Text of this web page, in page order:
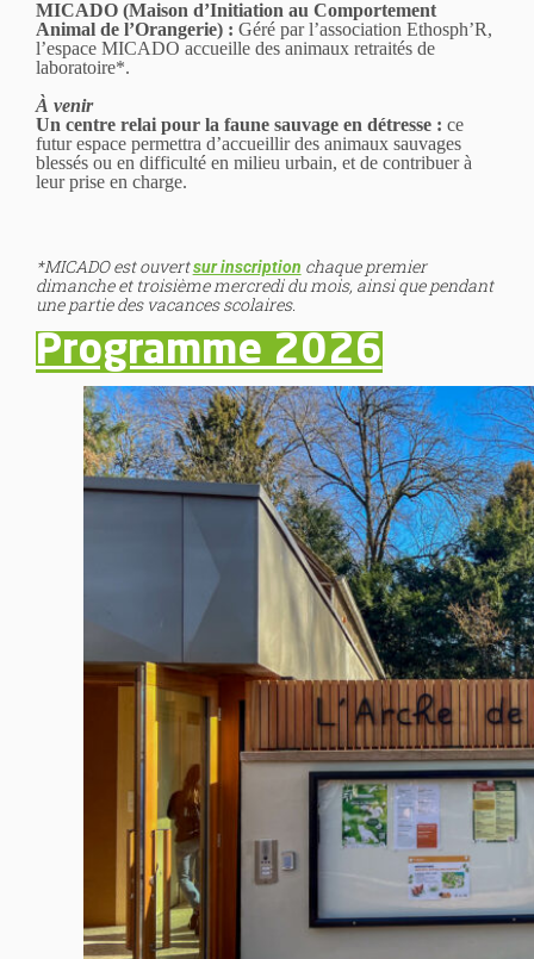
MICADO (Maison d’Initiation au Comportement
Animal de l’Orangerie) : Géré par l’association Ethosph’R,
l’espace MICADO accueille des animaux retraités de
laboratoire*.
À venir
Un centre relai pour la faune sauvage en détresse : ce
futur espace permettra d’accueillir des animaux sauvages
blessés ou en difficulté en milieu urbain, et de contribuer à
leur prise en charge.
*MICADO est ouvertsur inscription chaque premier
dimanche et troisième mercredi du mois, ainsi que pendant
une partie des vacances scolaires.
Programme 2026